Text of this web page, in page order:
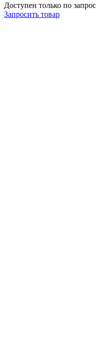
Доступен только по
Запросить товар